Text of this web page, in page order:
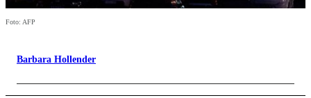
Foto: AFP
Barbara Hollender